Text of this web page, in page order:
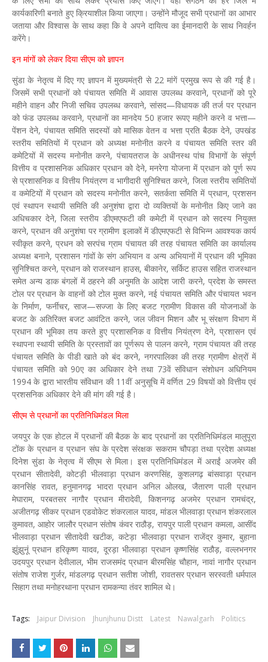
कार्यकारिणी बनाते हुए क्रियाशील किया जाएगा। उन्होंने मौजूद सभी प्रधानों का आभार
जताया ​और विश्वास के साथ कहा कि वे अपने दायित्व का ईमानदारी के साथ निवर्हन
करेंगे।
इन मांगों को लेकर दिया सीएम को ज्ञापन
सुंडा के नेतृत्व में दिए गए ज्ञापन में मुख्यमंत्री से 22 मांगें प्रमुख रूप से की गई है।
जिसमें सभी प्रधानों को पंचायत समिति में आवास उपलब्ध करवाने, प्रधानों को पूरे
महीने वाहन और निजी सचिव उपलब्ध करवाने, सांसद—विधायक की तर्ज पर प्रधान
को फंड उपलब्ध करवाने, प्रधानों का मानदेय 50 हजार रूपए महीने करने व भत्ता—
पेंशन देने, पंचायत समिति सदस्यों को मासिक वेतन व भत्ता प्रति बैठक देने, उपखंड
स्तरीय समितियों में प्रधान को अध्यक्ष मनोनीत करने व पंचायत समिति स्तर की
कमेटियों में सदस्य मनोनीत करने, पंचायतराज के अधीनस्थ पांच विभागों के संपूर्ण
वित्तीय व प्रशासनिक अधिकार प्रधान को देने, मनरेगा योजना में प्रधान को पूर्ण रूप
से प्रशासनिक व वित्तीय नियंत्रण व भागीदारी सुनिश्चित करने, जिला स्तरीय समितियों
व कमेटियों में प्रधान को सदस्य मनोनीत करने, सतर्कता समिति में प्रधान, प्रशसन
एवं स्थापन स्थायी समिति की अनुशंषा द्वारा दो व्यक्तियों के मनोनीत किए जाने का
अधिचकार देने, जिला स्तरीय डीएमएफटी की कमेटी में प्रधान को सदस्य नियुक्त
करने, प्रधान की अनुशंषा पर ग्रामीण इलाकों में डीएमएफटी से विभिन्न आवश्यक कार्य
स्वीकृत करने, प्रधन को सरपंच ग्राम पंचायत की तरह पंचायत समिति का कार्यालय
अध्यक्ष बनाने, प्रशासन गांवों के संग अभियान व अन्य अभियानों में प्रधान की भूमिका
सुनिश्चित करने, प्रधान को राजस्थान हाउस, बीकानेर, सर्किट हाउस सहित राजस्थान
समेत अन्य डाक बंगलों में ठहरने की अनुमति के आदेश जारी करने, प्रदेश के समस्त
टोल पर प्रधान के वाहनों को टोल मुक्त करने, नई पंचायत समिति और पंचायत भवन
के निर्माण, फर्नीचर, साज—सज्जा के लिए बजट ग्रामीण विकास की योजनाओं के
बजट के अतिरिक्त बजट आवंटित करने, जल जीवन मिशन और भू संरक्षण विभाग में
प्रधान की भूमिका तय करते हुए प्रशासनिक व वित्तीय नियंत्रण देने, प्रशासन एवं
स्थापना स्थायी समिति के प्रस्तावों का पूर्णरूप से पालन करने, ग्राम पंचायत की तरह
पंचायत समिति के पीडी खाते को बंद करने, नगरपालिका की तरह ग्रामीण क्षेत्रों में
पंचायत समिति को 90ए का अधिकार देने तथा 73वें संविधान संशोधन अधिनियम
1994 के द्वारा भारतीय संविधान की 11वीं अनुसूचि में वर्णित 29 विषयों को वित्तीय एवं
प्रशसनिक अधिकार देने की मांग की गई है।
सीएम से प्रधानों का प्रतिनिधिमंडल मिला
जयपुर के एक होटल में प्रधानों की बैठक के बाद प्रधानों का प्रतिनिधिमंडल मालुपूरा
टोंक के प्रधान व प्रधान संघ के प्रदेश संरक्षक सकराम चौपड़ा तथा प्रदेश अध्यक्ष
दिनेश सुंडा के नेतृत्व में सीएम से मिला। इस प्रतिनिधिमंडल में अराईं अजमेर की
प्रधान सीतादेवी, कोटड़ी भीलवाड़ा प्रधान करणसिंह, कुशलगढ़ बांसवाड़ा प्रधान
कानसिंह रावत, हनुमानगढ़ भादरा प्रधान अनिल ओलख, जैतारण पाली प्रधान
मेघाराम, परबतसर नागौर प्रधान मीरादेवी, किशनगढ़ अजमेर प्रधान रामचंद्र,
अजीतगढ़ सीकर प्रधान एडवोकेट शंकरलाल यादव, मांडल भीलवाड़ा प्रधान शंकरलाल
कुमावत, आहोर जालौर प्रधान संतोष कंवर राठौड़, रायपुर पाली प्रधान कमला, आसींद
भीलवाड़ा प्रधान सीतादेवी खटीक, कटेड़ा भीलवाड़ा प्रधान राजेंद्र कुमार, बुहाना
झुंझुनूं प्रधान हरिकृष्ण यादव, दूरड़ा भीलवाड़ा प्रधान कृष्णसिंह राठौड़, वल्लभनगर
उदयपुर प्रधान देवीलाल, भीम राजसमंद प्रधान बीरमसिंह चौहान, नावां नागौर प्रधान
संतोष राजेश गुर्जर, मांडलगढ़ प्रधान सतीश जोशी, रावतसर प्रधान सरस्वती धर्मपाल
सिहाग तथा मनोहरथाना प्रधान रामकन्या तंवर शामिल थे।
Tags: Jaipur Division Jhunjhunu Distt Latest Nawalgarh Politics